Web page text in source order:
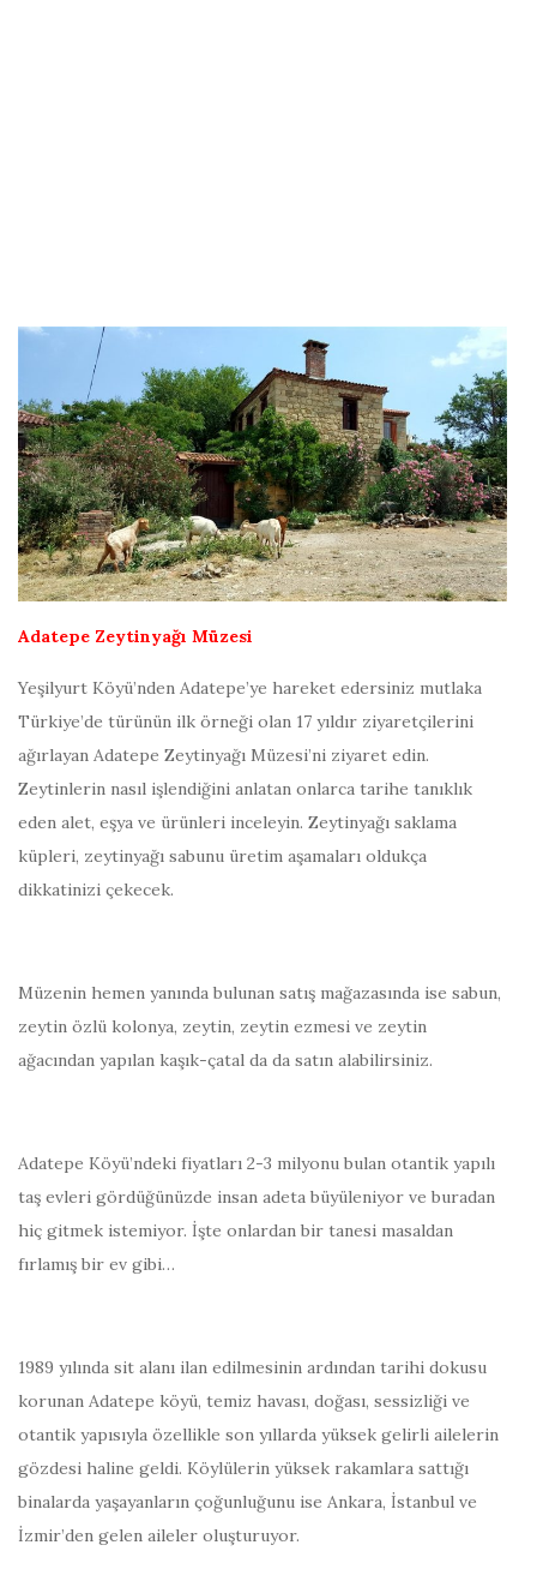
Adatepe Zeytinyağı Müzesi
Yeşilyurt Köyü’nden Adatepe’ye hareket edersiniz mutlaka
Türkiye’de türünün ilk örneği olan 17 yıldır ziyaretçilerini
ağırlayan Adatepe Zeytinyağı Müzesi’ni ziyaret edin.
Zeytinlerin nasıl işlendiğini anlatan onlarca tarihe tanıklık
eden alet, eşya ve ürünleri inceleyin. Zeytinyağı saklama
küpleri, zeytinyağı sabunu üretim aşamaları oldukça
dikkatinizi çekecek.
Müzenin hemen yanında bulunan satış mağazasında ise sabun,
zeytin özlü kolonya, zeytin, zeytin ezmesi ve zeytin
ağacından yapılan kaşık-çatal da da satın alabilirsiniz.
Adatepe Köyü’ndeki fiyatları 2-3 milyonu bulan otantik yapılı
taş evleri gördüğünüzde insan adeta büyüleniyor ve buradan
hiç gitmek istemiyor. İşte onlardan bir tanesi masaldan
fırlamış bir ev gibi…
1989 yılında sit alanı ilan edilmesinin ardından tarihi dokusu
korunan Adatepe köyü, temiz havası, doğası, sessizliği ve
otantik yapısıyla özellikle son yıllarda yüksek gelirli ailelerin
gözdesi haline geldi. Köylülerin yüksek rakamlara sattığı
binalarda yaşayanların çoğunluğunu ise Ankara, İstanbul ve
İzmir’den gelen aileler oluşturuyor.